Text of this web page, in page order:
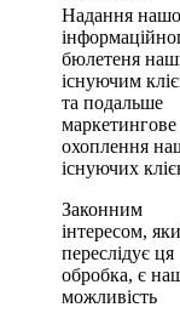
Надання
бюлетеня
існуючим
та подальше
маркетингове
охоплення
існуючих
Законним
інтересом,
переслідує ця
обробка, є
можливість